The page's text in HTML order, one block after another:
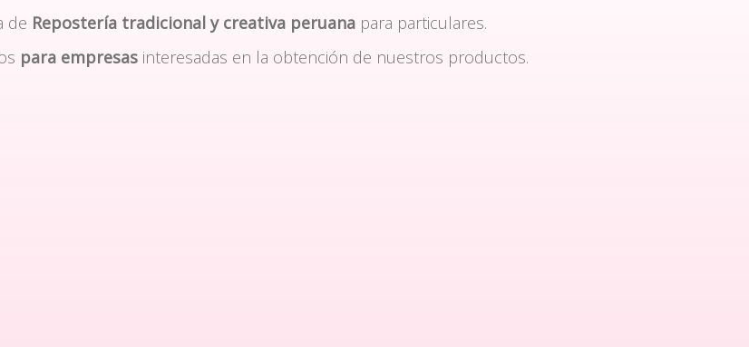
de Repostería tradicional y creativa peruana para particulares.
para empresas interesadas en la obtención de nuestros productos.